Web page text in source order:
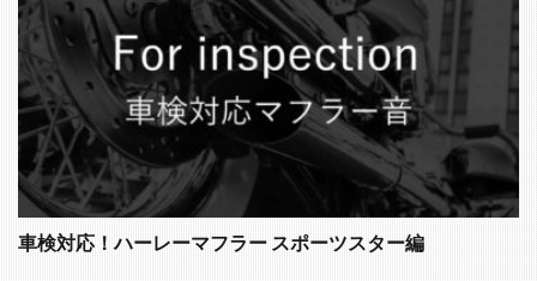
車検対応！ハーレーマフラー スポーツスター編